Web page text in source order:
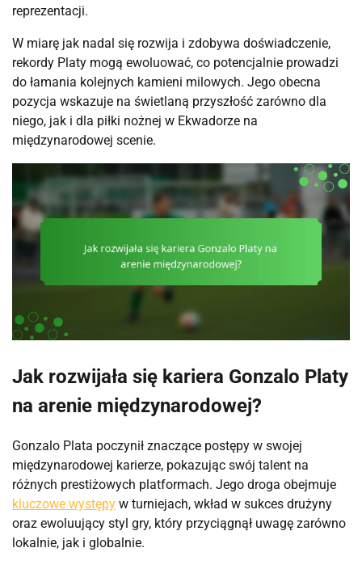
reprezentacji.
W miarę jak nadal się rozwija i zdobywa doświadczenie,
rekordy Platy mogą ewoluować, co potencjalnie prowadzi
do łamania kolejnych kamieni milowych. Jego obecna
pozycja wskazuje na świetlaną przyszłość zarówno dla
niego, jak i dla piłki nożnej w Ekwadorze na
międzynarodowej scenie.
Jak rozwijała się kariera Gonzalo Platy
na arenie międzynarodowej?
Gonzalo Plata poczynił znaczące postępy w swojej
międzynarodowej karierze, pokazując swój talent na
różnych prestiżowych platformach. Jego droga obejmuje
kluczowe występy w turniejach, wkład w sukces drużyny
oraz ewoluujący styl gry, który przyciągnął uwagę zarówno
lokalnie, jak i globalnie.